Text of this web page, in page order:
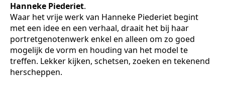
Hanneke Piederiet.
Waar het vrije werk van Hanneke Piederiet begint
met een idee en een verhaal, draait het bij haar
portretgenotenwerk enkel en alleen om zo goed
mogelijk de vorm en houding van het model te
treffen. Lekker kijken, schetsen, zoeken en tekenend
herscheppen.